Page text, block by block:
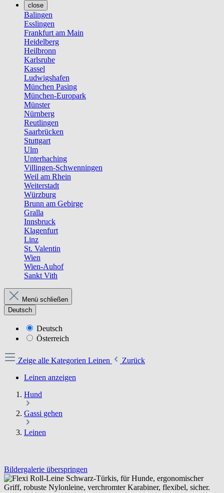
close
Balingen
Esslingen
Frankfurt am Main
Heidelberg
Heilbronn
Karlsruhe
Kassel
Ludwigshafen
München Pasing
München-Europark
Münster
Nürnberg
Reutlingen
Saarbrücken
Stuttgart
Ulm
Unterhaching
Villingen-Schwenningen
Weil am Rhein
Weiterstadt
Würzburg
Brunn am Gebirge
Gralla
Innsbruck
Klagenfurt
Linz
St. Valentin
Wien
Wien-Auhof
Sankt Vith
Menü schließen
Deutsch
Deutsch
Österreich
Zeige alle Kategorien Leinen
Zurück
Leinen anzeigen
Hund
Gassi gehen
Leinen
Bildergalerie überspringen